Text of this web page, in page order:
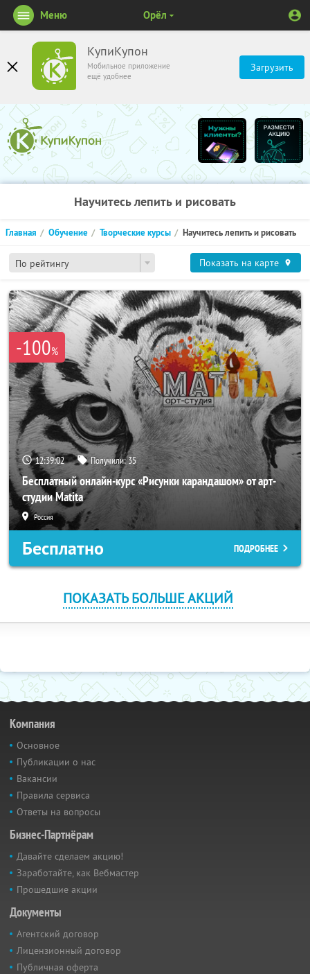
КупиКупон
Мобильное приложение
ещё удобнее
Загрузить
Меню Орёл
Научитесь лепить и рисовать
По рейтингу
Главная Обучение Творческие курсы Научитесь лепить и рисовать
Показать на карте
-100%
12:39:02 Получили:35
Бесплатный онлайн-курс «Рисунки карандашом» от арт-
студии Matita
Россия
Бесплатно ПОДРОБНЕЕ
ПОКАЗАТЬ БОЛЬШЕ АКЦИЙ
Компания
Основное
Публикации о нас
Вакансии
Правила сервиса
Ответы на вопросы
Бизнес-Партнёрам
Давайте сделаем акцию!
Заработайте, как Вебмастер
Прошедшие акции
Документы
Агентский договор
Лицензионный договор
Публичная оферта